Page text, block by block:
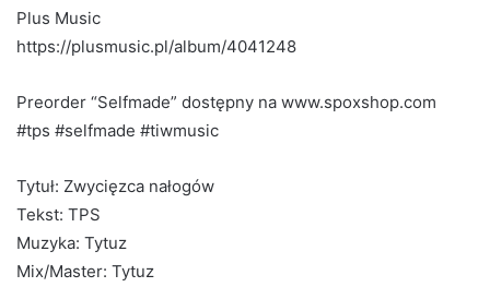
Plus Music
https://plusmusic.pl/album/4041248
Preorder “Selfmade” dostępny na www.spoxshop.com
#tps #selfmade #tiwmusic
Tytuł: Zwycięzca nałogów
Tekst: TPS
Muzyka: Tytuz
Mix/Master: Tytuz